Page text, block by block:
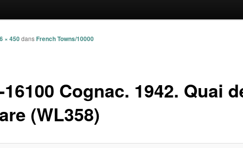
16100 Cognac. 1942. Quai
(WL358)
× 450dans French Towns/10000